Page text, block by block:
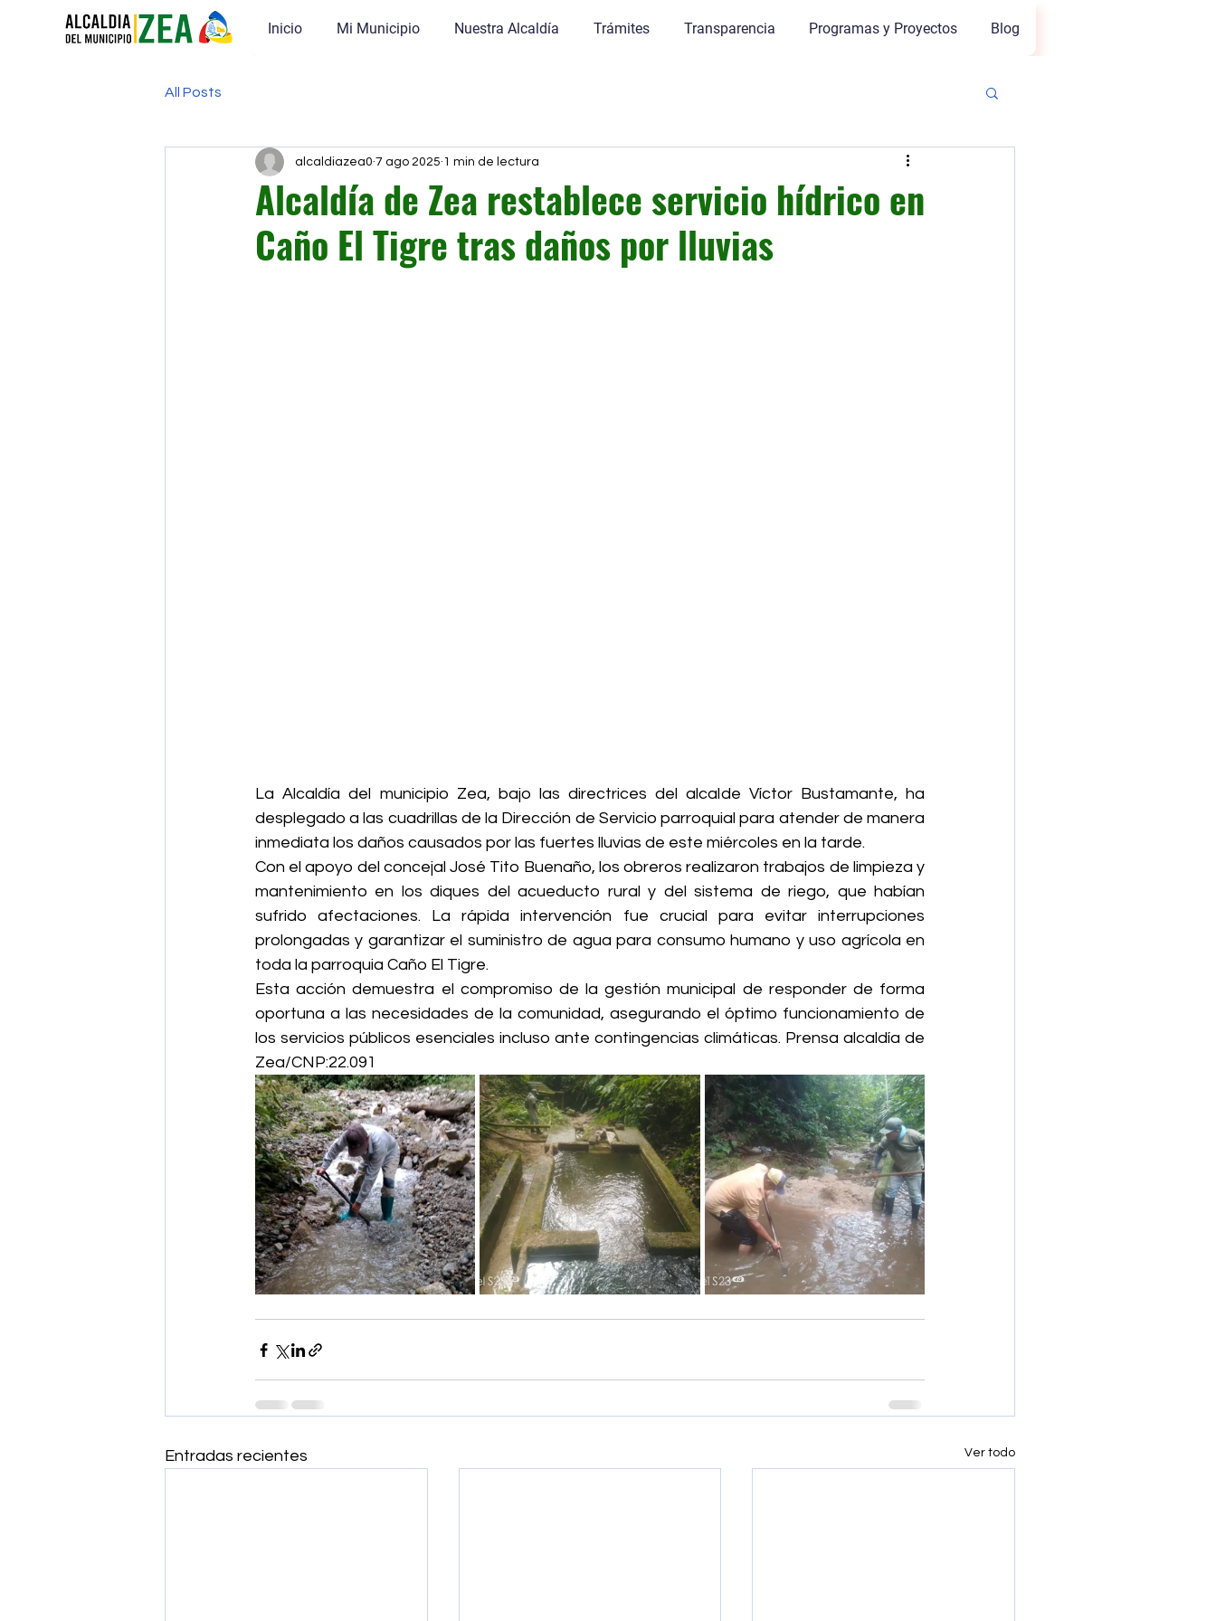
Inicio Mi Municipio Nuestra Alcaldía Trámites Transparencia Programas y Proyectos Blog
All Posts
Alcaldía de Zea restablece servicio hídrico en
Caño El Tigre tras daños por lluvias
alcaldiazea0 7 ago 2025 1 min de lectura
La Alcaldía del municipio Zea, bajo las directrices del alcalde Víctor Bustamante, ha
desplegado a las cuadrillas de la Dirección de Servicio parroquial para atender de manera
inmediata los daños causados por las fuertes lluvias de este miércoles en la tarde.
Con el apoyo del concejal José Tito Buenaño, los obreros realizaron trabajos de limpieza y
mantenimiento en los diques del acueducto rural y del sistema de riego, que habían
sufrido afectaciones. La rápida intervención fue crucial para evitar interrupciones
prolongadas y garantizar el suministro de agua para consumo humano y uso agrícola en
toda la parroquia Caño El Tigre.
Esta acción demuestra el compromiso de la gestión municipal de responder de forma
oportuna a las necesidades de la comunidad, asegurando el óptimo funcionamiento de
los servicios públicos esenciales incluso ante contingencias climáticas. Prensa alcaldía de
Zea/CNP:22.091
Entradas recientes Ver todo